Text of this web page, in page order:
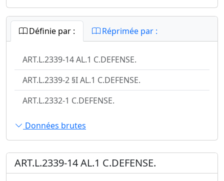
Définie par : Réprimée par :
ART.L.2339-14 AL.1 C.DEFENSE.
ART.L.2339-2 §I AL.1 C.DEFENSE.
ART.L.2332-1 C.DEFENSE.
Données brutes
ART.L.2339-14 AL.1 C.DEFENSE.